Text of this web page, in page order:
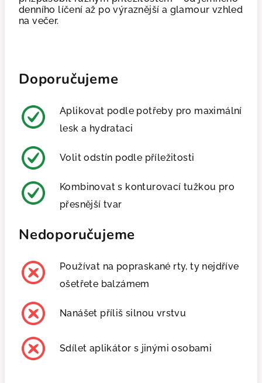
denního líčení až po výraznější a glamour vzhled
na večer.
Doporučujeme
Aplikovat podle potřeby pro maximální
lesk a hydrataci
Volit odstín podle příležitosti
Kombinovat s konturovací tužkou pro
přesnější tvar
Nedoporučujeme
Používat na popraskané rty, ty nejdříve
ošetřete balzámem
Nanášet příliš silnou vrstvu
Sdílet aplikátor s jinými osobami